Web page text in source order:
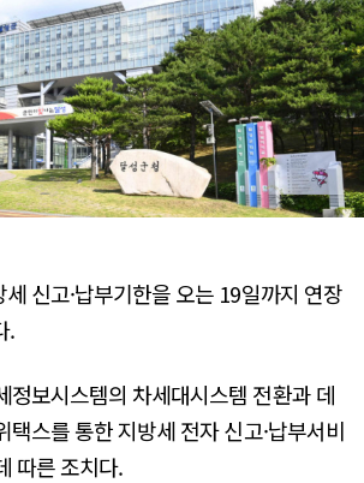
신고·납부기한을 오는 19일까지 연장
.
정보시스템의 차세대시스템 전환과 데
택스를 통한 지방세 전자 신고·납부서비
따른 조치다.